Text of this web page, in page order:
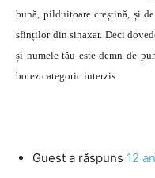
bună, pilduitoare creștină, și
sfinților din sinaxar. Deci
și numele tău este demn de
botez categoric interzis.
Guest a răspuns 12